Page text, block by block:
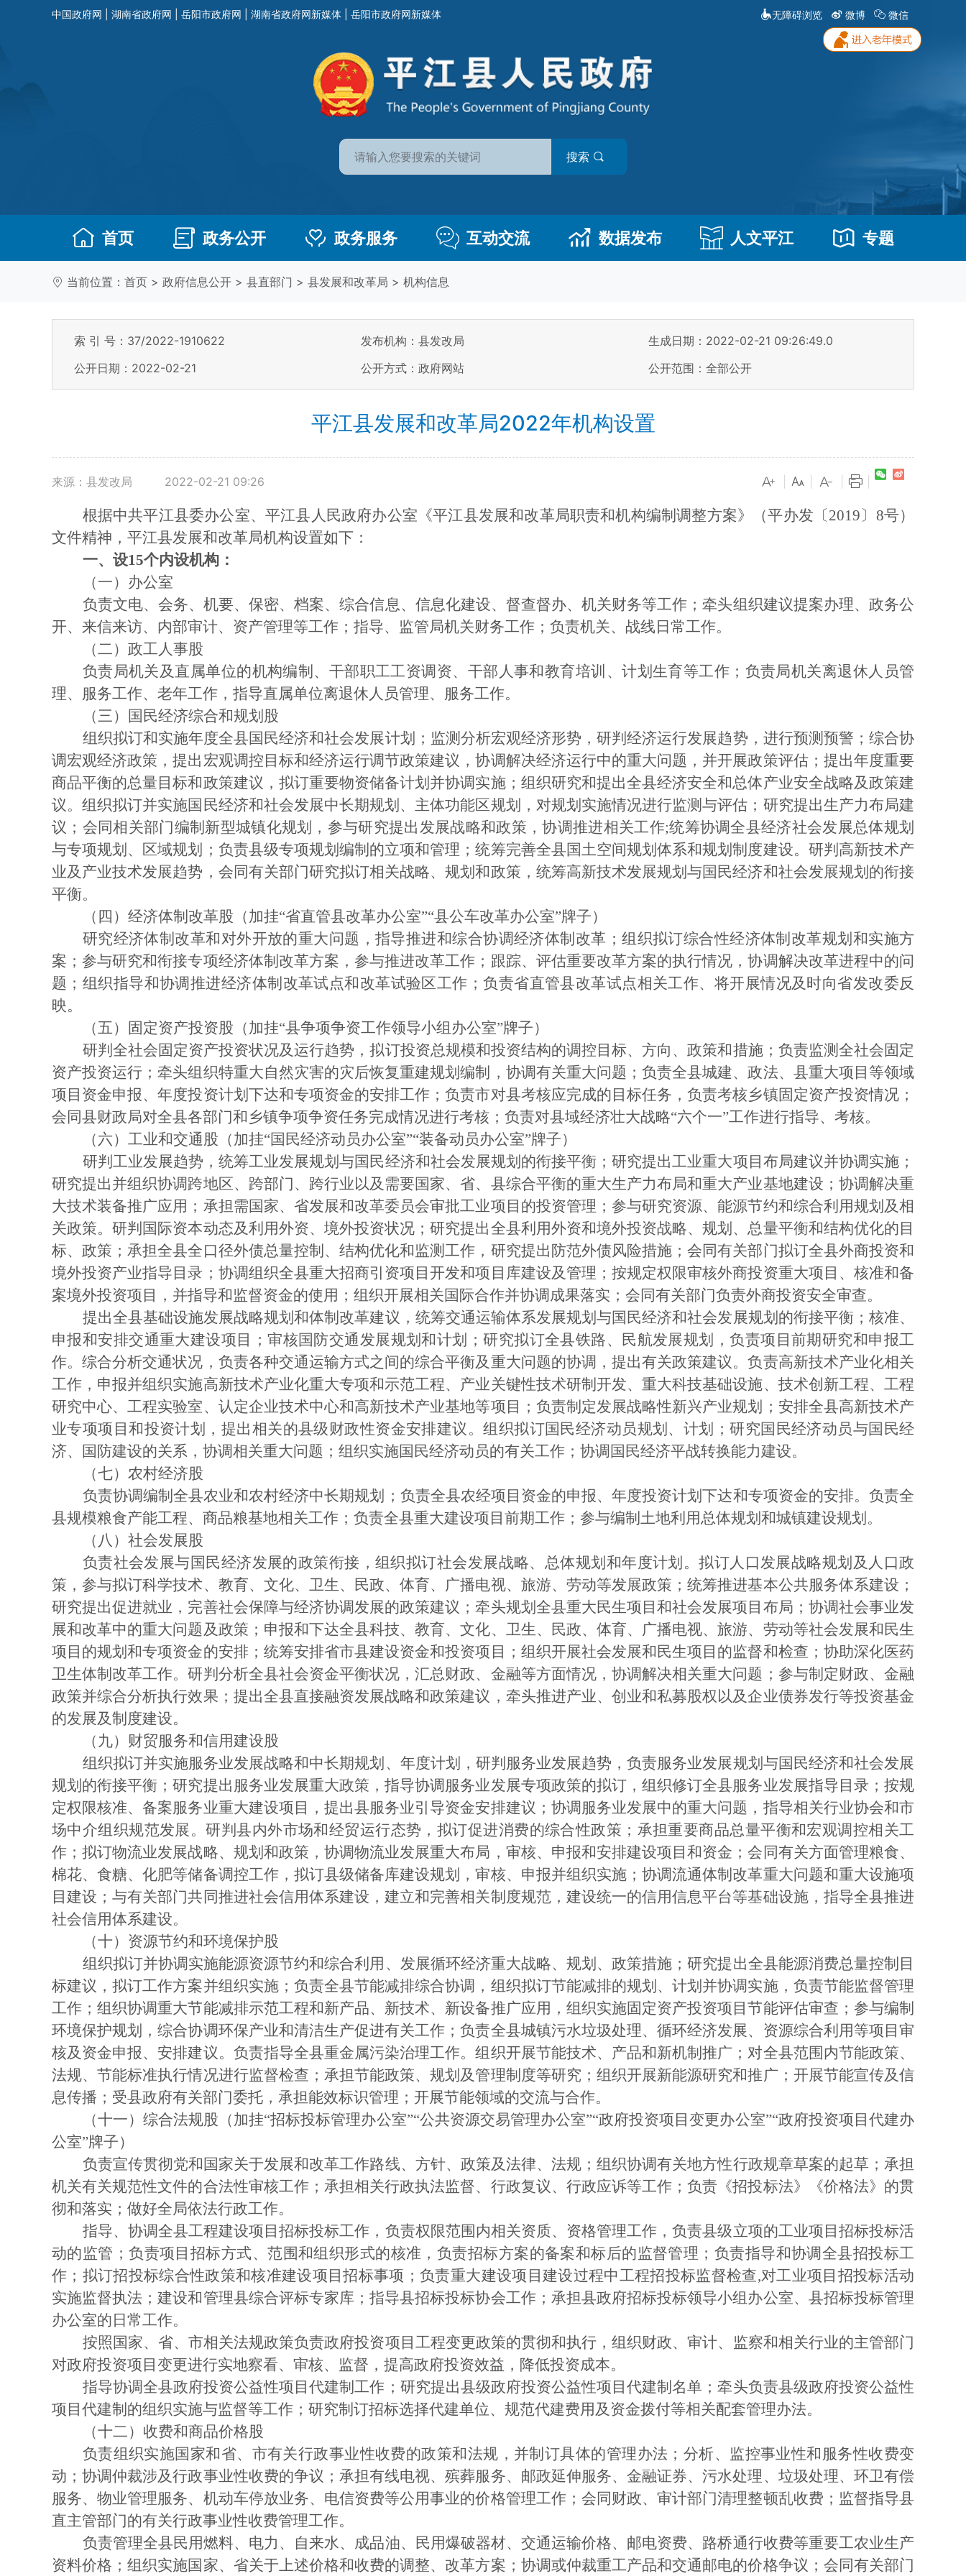
中国政府网 湖南省政府网 岳阳市政府网 湖南省政府网新媒体 岳阳市政府网新媒体 无障碍浏览 微博 微信
搜索
首页 政务公开 政务服务 互动交流 数据发布 人文平江 专题
当前位置： 首页 > 政府信息公开 > 县直部门 > 县发展和改革局 > 机构信息
索 引 号：37/2022-1910622 发布机构：县发改局
生成日期：2022-02-21 09:26:49.0
公开日期：2022-02-21
公开方式：政府网站 公开范围：全部公开
平江县发展和改革局2022年机构设置
来源：县发改局 2022-02-21 09:26
根据中共平江县委办公室、平江县人民政府办公室《平江县发展和改革局职责和机构编制调整方案》（平办发〔2019〕8号）
文件精神，平江县发展和改革局机构设置如下：
一、设15个内设机构：
（一）办公室
负责文电、会务、机要、保密、档案、综合信息、信息化建设、督查督办、机关财务等工作；牵头组织建议提案办理、政务公
开、来信来访、内部审计、资产管理等工作；指导、监管局机关财务工作；负责机关、战线日常工作。
（二）政工人事股
负责局机关及直属单位的机构编制、干部职工工资调资、干部人事和教育培训、计划生育等工作；负责局机关离退休人员管
理、服务工作、老年工作，指导直属单位离退休人员管理、服务工作。
（三）国民经济综合和规划股
组织拟订和实施年度全县国民经济和社会发展计划；监测分析宏观经济形势，研判经济运行发展趋势，进行预测预警；综合协
调宏观经济政策，提出宏观调控目标和经济运行调节政策建议，协调解决经济运行中的重大问题，并开展政策评估；提出年度重要
商品平衡的总量目标和政策建议，拟订重要物资储备计划并协调实施；组织研究和提出全县经济安全和总体产业安全战略及政策建
议。组织拟订并实施国民经济和社会发展中长期规划、主体功能区规划，对规划实施情况进行监测与评估；研究提出生产力布局建
议；会同相关部门编制新型城镇化规划，参与研究提出发展战略和政策，协调推进相关工作;统筹协调全县经济社会发展总体规划
与专项规划、区域规划；负责县级专项规划编制的立项和管理；统筹完善全县国土空间规划体系和规划制度建设。研判高新技术产
业及产业技术发展趋势，会同有关部门研究拟订相关战略、规划和政策，统筹高新技术发展规划与国民经济和社会发展规划的衔接
平衡。
（四）经济体制改革股（加挂“省直管县改革办公室”“县公车改革办公室”牌子）
研究经济体制改革和对外开放的重大问题，指导推进和综合协调经济体制改革；组织拟订综合性经济体制改革规划和实施方
案；参与研究和衔接专项经济体制改革方案，参与推进改革工作；跟踪、评估重要改革方案的执行情况，协调解决改革进程中的问
题；组织指导和协调推进经济体制改革试点和改革试验区工作；负责省直管县改革试点相关工作、将开展情况及时向省发改委反
映。
（五）固定资产投资股（加挂“县争项争资工作领导小组办公室”牌子）
研判全社会固定资产投资状况及运行趋势，拟订投资总规模和投资结构的调控目标、方向、政策和措施；负责监测全社会固定
资产投资运行；牵头组织特重大自然灾害的灾后恢复重建规划编制，协调有关重大问题；负责全县城建、政法、县重大项目等领域
项目资金申报、年度投资计划下达和专项资金的安排工作；负责市对县考核应完成的目标任务，负责考核乡镇固定资产投资情况；
会同县财政局对全县各部门和乡镇争项争资任务完成情况进行考核；负责对县域经济壮大战略“六个一”工作进行指导、考核。
（六）工业和交通股（加挂“国民经济动员办公室”“装备动员办公室”牌子）
研判工业发展趋势，统筹工业发展规划与国民经济和社会发展规划的衔接平衡；研究提出工业重大项目布局建议并协调实施；
研究提出并组织协调跨地区、跨部门、跨行业以及需要国家、省、县综合平衡的重大生产力布局和重大产业基地建设；协调解决重
大技术装备推广应用；承担需国家、省发展和改革委员会审批工业项目的投资管理；参与研究资源、能源节约和综合利用规划及相
关政策。研判国际资本动态及利用外资、境外投资状况；研究提出全县利用外资和境外投资战略、规划、总量平衡和结构优化的目
标、政策；承担全县全口径外债总量控制、结构优化和监测工作，研究提出防范外债风险措施；会同有关部门拟订全县外商投资和
境外投资产业指导目录；协调组织全县重大招商引资项目开发和项目库建设及管理；按规定权限审核外商投资重大项目、核准和备
案境外投资项目，并指导和监督资金的使用；组织开展相关国际合作并协调成果落实；会同有关部门负责外商投资安全审查。
提出全县基础设施发展战略规划和体制改革建议，统筹交通运输体系发展规划与国民经济和社会发展规划的衔接平衡；核准、
申报和安排交通重大建设项目；审核国防交通发展规划和计划；研究拟订全县铁路、民航发展规划，负责项目前期研究和申报工
作。综合分析交通状况，负责各种交通运输方式之间的综合平衡及重大问题的协调，提出有关政策建议。负责高新技术产业化相关
工作，申报并组织实施高新技术产业化重大专项和示范工程、产业关键性技术研制开发、重大科技基础设施、技术创新工程、工程
研究中心、工程实验室、认定企业技术中心和高新技术产业基地等项目；负责制定发展战略性新兴产业规划；安排全县高新技术产
业专项项目和投资计划，提出相关的县级财政性资金安排建议。组织拟订国民经济动员规划、计划；研究国民经济动员与国民经
济、国防建设的关系，协调相关重大问题；组织实施国民经济动员的有关工作；协调国民经济平战转换能力建设。
（七）农村经济股
负责协调编制全县农业和农村经济中长期规划；负责全县农经项目资金的申报、年度投资计划下达和专项资金的安排。负责全
县规模粮食产能工程、商品粮基地相关工作；负责全县重大建设项目前期工作；参与编制土地利用总体规划和城镇建设规划。
（八）社会发展股
负责社会发展与国民经济发展的政策衔接，组织拟订社会发展战略、总体规划和年度计划。拟订人口发展战略规划及人口政
策，参与拟订科学技术、教育、文化、卫生、民政、体育、广播电视、旅游、劳动等发展政策；统筹推进基本公共服务体系建设；
研究提出促进就业，完善社会保障与经济协调发展的政策建议；牵头规划全县重大民生项目和社会发展项目布局；协调社会事业发
展和改革中的重大问题及政策；申报和下达全县科技、教育、文化、卫生、民政、体育、广播电视、旅游、劳动等社会发展和民生
项目的规划和专项资金的安排；统筹安排省市县建设资金和投资项目；组织开展社会发展和民生项目的监督和检查；协助深化医药
卫生体制改革工作。研判分析全县社会资金平衡状况，汇总财政、金融等方面情况，协调解决相关重大问题；参与制定财政、金融
政策并综合分析执行效果；提出全县直接融资发展战略和政策建议，牵头推进产业、创业和私募股权以及企业债券发行等投资基金
的发展及制度建设。
（九）财贸服务和信用建设股
组织拟订并实施服务业发展战略和中长期规划、年度计划，研判服务业发展趋势，负责服务业发展规划与国民经济和社会发展
规划的衔接平衡；研究提出服务业发展重大政策，指导协调服务业发展专项政策的拟订，组织修订全县服务业发展指导目录；按规
定权限核准、备案服务业重大建设项目，提出县服务业引导资金安排建议；协调服务业发展中的重大问题，指导相关行业协会和市
场中介组织规范发展。研判县内外市场和经贸运行态势，拟订促进消费的综合性政策；承担重要商品总量平衡和宏观调控相关工
作；拟订物流业发展战略、规划和政策，协调物流业发展重大布局，审核、申报和安排建设项目和资金；会同有关方面管理粮食、
棉花、食糖、化肥等储备调控工作，拟订县级储备库建设规划，审核、申报并组织实施；协调流通体制改革重大问题和重大设施项
目建设；与有关部门共同推进社会信用体系建设，建立和完善相关制度规范，建设统一的信用信息平台等基础设施，指导全县推进
社会信用体系建设。
（十）资源节约和环境保护股
组织拟订并协调实施能源资源节约和综合利用、发展循环经济重大战略、规划、政策措施；研究提出全县能源消费总量控制目
标建议，拟订工作方案并组织实施；负责全县节能减排综合协调，组织拟订节能减排的规划、计划并协调实施，负责节能监督管理
工作；组织协调重大节能减排示范工程和新产品、新技术、新设备推广应用，组织实施固定资产投资项目节能评估审查；参与编制
环境保护规划，综合协调环保产业和清洁生产促进有关工作；负责全县城镇污水垃圾处理、循环经济发展、资源综合利用等项目审
核及资金申报、安排建议。负责指导全县重金属污染治理工作。组织开展节能技术、产品和新机制推广；对全县范围内节能政策、
法规、节能标准执行情况进行监督检查；承担节能政策、规划及管理制度等研究；组织开展新能源研究和推广；开展节能宣传及信
息传播；受县政府有关部门委托，承担能效标识管理；开展节能领域的交流与合作。
（十一）综合法规股（加挂“招标投标管理办公室”“公共资源交易管理办公室”“政府投资项目变更办公室”“政府投资项目代建办
公室”牌子）
负责宣传贯彻党和国家关于发展和改革工作路线、方针、政策及法律、法规；组织协调有关地方性行政规章草案的起草；承担
机关有关规范性文件的合法性审核工作；承担相关行政执法监督、行政复议、行政应诉等工作；负责《招投标法》《价格法》的贯
彻和落实；做好全局依法行政工作。
指导、协调全县工程建设项目招标投标工作，负责权限范围内相关资质、资格管理工作，负责县级立项的工业项目招标投标活
动的监管；负责项目招标方式、范围和组织形式的核准，负责招标方案的备案和标后的监督管理；负责指导和协调全县招投标工
作；拟订招投标综合性政策和核准建设项目招标事项；负责重大建设项目建设过程中工程招投标监督检查,对工业项目招投标活动
实施监督执法；建设和管理县综合评标专家库；指导县招标投标协会工作；承担县政府招标投标领导小组办公室、县招标投标管理
办公室的日常工作。
按照国家、省、市相关法规政策负责政府投资项目工程变更政策的贯彻和执行，组织财政、审计、监察和相关行业的主管部门
对政府投资项目变更进行实地察看、审核、监督，提高政府投资效益，降低投资成本。
指导协调全县政府投资公益性项目代建制工作；研究提出县级政府投资公益性项目代建制名单；牵头负责县级政府投资公益性
项目代建制的组织实施与监督等工作；研究制订招标选择代建单位、规范代建费用及资金拨付等相关配套管理办法。
（十二）收费和商品价格股
负责组织实施国家和省、市有关行政事业性收费的政策和法规，并制订具体的管理办法；分析、监控事业性和服务性收费变
动；协调仲裁涉及行政事业性收费的争议；承担有线电视、殡葬服务、邮政延伸服务、金融证券、污水处理、垃圾处理、环卫有偿
服务、物业管理服务、机动车停放业务、电信资费等公用事业的价格管理工作；会同财政、审计部门清理整顿乱收费；监督指导县
直主管部门的有关行政事业性收费管理工作。
负责管理全县民用燃料、电力、自来水、成品油、民用爆破器材、交通运输价格、邮电资费、路桥通行收费等重要工农业生产
资料价格；组织实施国家、省关于上述价格和收费的调整、改革方案；协调或仲裁重工产品和交通邮电的价格争议；会同有关部门